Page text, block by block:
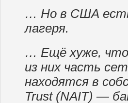
… Но в США
лагеря.
… Ещё хуже,
из них часть
находятся в
Trust (NAIT) —